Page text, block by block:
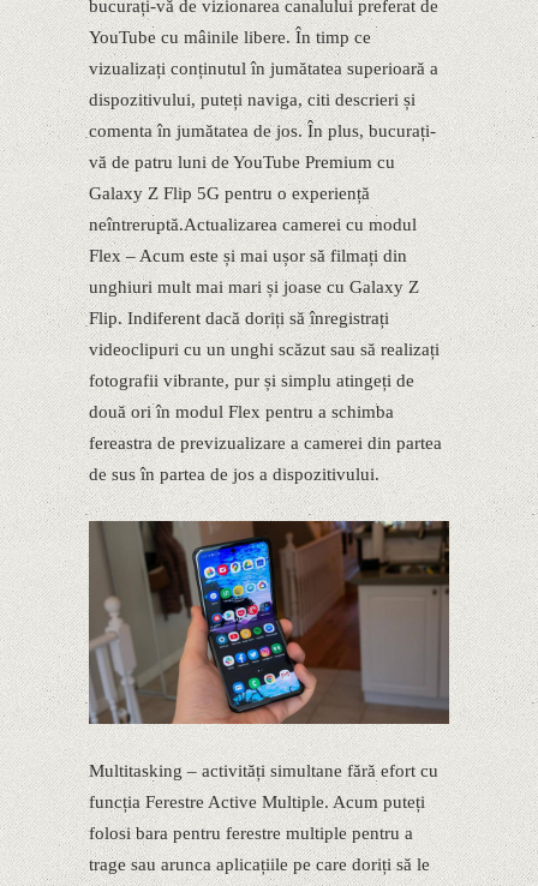
bucurați-vă de vizionarea canalului preferat de
YouTube cu mâinile libere. În timp ce
vizualizați conținutul în jumătatea superioară a
dispozitivului, puteți naviga, citi descrieri și
comenta în jumătatea de jos. În plus, bucurați-
vă de patru luni de YouTube Premium cu
Galaxy Z Flip 5G pentru o experiență
neîntreruptă.Actualizarea camerei cu modul
Flex – Acum este și mai ușor să filmați din
unghiuri mult mai mari și joase cu Galaxy Z
Flip. Indiferent dacă doriți să înregistrați
videoclipuri cu un unghi scăzut sau să realizați
fotografii vibrante, pur și simplu atingeți de
două ori în modul Flex pentru a schimba
fereastra de previzualizare a camerei din partea
de sus în partea de jos a dispozitivului.
Multitasking – activități simultane fără efort cu
funcția Ferestre Active Multiple. Acum puteți
folosi bara pentru ferestre multiple pentru a
trage sau arunca aplicațiile pe care doriți să le